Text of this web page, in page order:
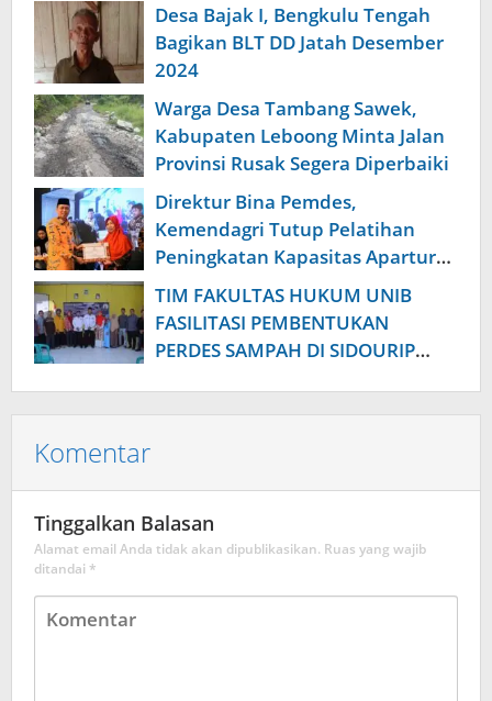
Desa Bajak I, Bengkulu Tengah
Bagikan BLT DD Jatah Desember
2024
Warga Desa Tambang Sawek,
Kabupaten Leboong Minta Jalan
Provinsi Rusak Segera Diperbaiki
Direktur Bina Pemdes,
Kemendagri Tutup Pelatihan
Peningkatan Kapasitas Apartur
Desa
TIM FAKULTAS HUKUM UNIB
FASILITASI PEMBENTUKAN
PERDES SAMPAH DI SIDOURIP
Komentar
Tinggalkan Balasan
Alamat email Anda tidak akan dipublikasikan. Ruas yang wajib
ditandai *